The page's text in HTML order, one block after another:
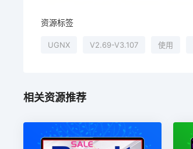
资源标签
UGNX V2.69-V3.107 使用
相关资源推荐